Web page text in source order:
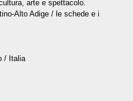
arte e spettacolo.
Alto Adige / le schede e i
/ Italia